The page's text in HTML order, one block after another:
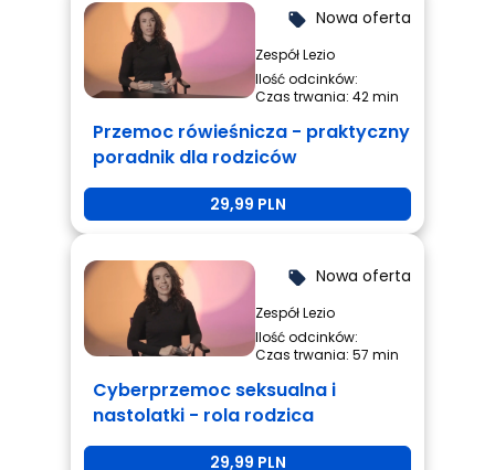
local_offer Nowa oferta
Zespół Lezio
Ilość odcinków:
Czas trwania: 42 min
Przemoc rówieśnicza - praktyczny
poradnik dla rodziców
29,99 PLN
local_offer Nowa oferta
Zespół Lezio
Ilość odcinków:
Czas trwania: 57 min
Cyberprzemoc seksualna i
nastolatki - rola rodzica
29,99 PLN